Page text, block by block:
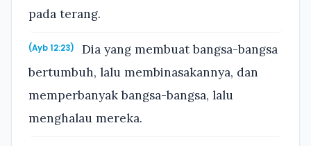
pada terang.
(Ayb 12:23)
Dia yang membuat bangsa-bangsa
bertumbuh, lalu membinasakannya, dan
memperbanyak bangsa-bangsa, lalu
menghalau mereka.